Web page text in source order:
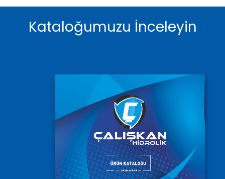
Kataloğumuzu İnceleyin